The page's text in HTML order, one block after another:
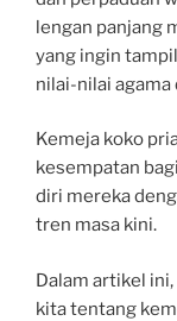
lengan panjang
yang ingin
nilai-nilai
Kemeja koko
kesempatan
diri mereka
tren masa kini.
Dalam artikel
kita tentang